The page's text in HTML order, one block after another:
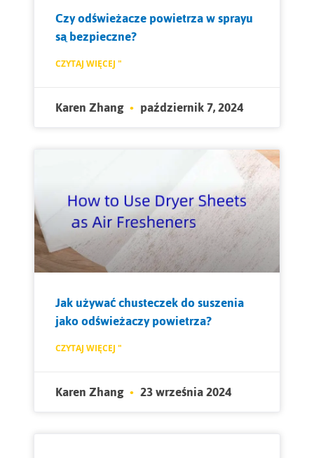
Czy odświeżacze powietrza w sprayu
są bezpieczne?
CZYTAJ WIĘCEJ "
Karen Zhang październik 7, 2024
Jak używać chusteczek do suszenia
jako odświeżaczy powietrza?
CZYTAJ WIĘCEJ "
Karen Zhang 23 września 2024